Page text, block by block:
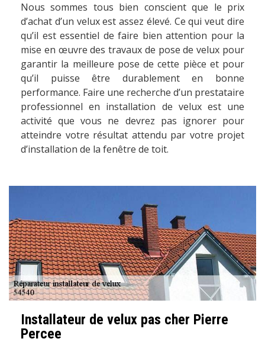
Nous sommes tous bien conscient que le prix
d’achat d’un velux est assez élevé. Ce qui veut dire
qu’il est essentiel de faire bien attention pour la
mise en œuvre des travaux de pose de velux pour
garantir la meilleure pose de cette pièce et pour
qu’il puisse être durablement en bonne
performance. Faire une recherche d’un prestataire
professionnel en installation de velux est une
activité que vous ne devrez pas ignorer pour
atteindre votre résultat attendu par votre projet
d’installation de la fenêtre de toit.
Installateur de velux pas cher Pierre
Percee